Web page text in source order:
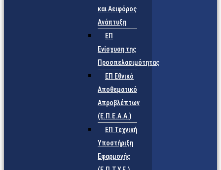
και Αειφόρος
Ανάπτυξη
ΕΠ
Ενίσχυση της
Προσπελασιμότητας
ΕΠ Εθνικό
Αποθεματικό
Απροβλέπτων
(Ε.Π.Ε.Α.Α.)
ΕΠ Τεχνική
Υποστήριξη
Εφαρμογής